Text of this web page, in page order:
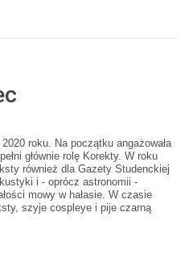
roku. Na początku angażowała
głównie rolę Korekty. W roku
również dla Gazety Studenckiej
i - oprócz astronomii -
mowy w hałasie. W czasie
szyje cospleye i pije czarną